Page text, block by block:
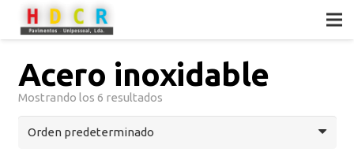
Acero inoxidable
Mostrando los 6 resultados